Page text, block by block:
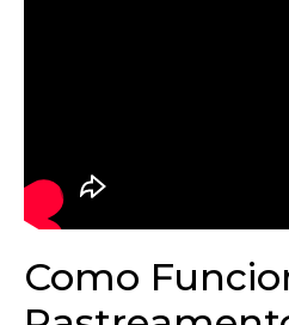
Como